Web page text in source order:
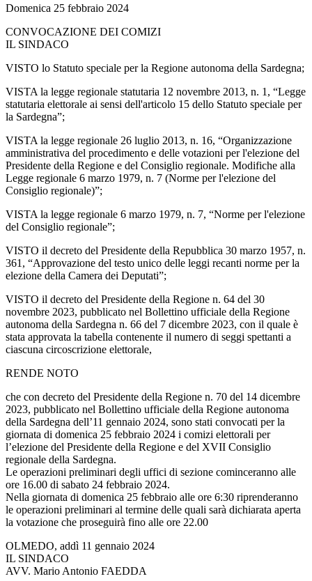
Domenica 25 febbraio 2024
CONVOCAZIONE DEI COMIZI
IL SINDACO
VISTO lo Statuto speciale per la Regione autonoma della Sardegna;
VISTA la legge regionale statutaria 12 novembre 2013, n. 1, “Legge
statutaria elettorale ai sensi dell'articolo 15 dello Statuto speciale per
la Sardegna”;
VISTA la legge regionale 26 luglio 2013, n. 16, “Organizzazione
amministrativa del procedimento e delle votazioni per l'elezione del
Presidente della Regione e del Consiglio regionale. Modifiche alla
Legge regionale 6 marzo 1979, n. 7 (Norme per l'elezione del
Consiglio regionale)”;
VISTA la legge regionale 6 marzo 1979, n. 7, “Norme per l'elezione
del Consiglio regionale”;
VISTO il decreto del Presidente della Repubblica 30 marzo 1957, n.
361, “Approvazione del testo unico delle leggi recanti norme per la
elezione della Camera dei Deputati”;
VISTO il decreto del Presidente della Regione n. 64 del 30
novembre 2023, pubblicato nel Bollettino ufficiale della Regione
autonoma della Sardegna n. 66 del 7 dicembre 2023, con il quale è
stata approvata la tabella contenente il numero di seggi spettanti a
ciascuna circoscrizione elettorale,
RENDE NOTO
che con decreto del Presidente della Regione n. 70 del 14 dicembre
2023, pubblicato nel Bollettino ufficiale della Regione autonoma
della Sardegna dell’11 gennaio 2024, sono stati convocati per la
giornata di domenica 25 febbraio 2024 i comizi elettorali per
l’elezione del Presidente della Regione e del XVII Consiglio
regionale della Sardegna.
Le operazioni preliminari degli uffici di sezione cominceranno alle
ore 16.00 di sabato 24 febbraio 2024.
Nella giornata di domenica 25 febbraio alle ore 6:30 riprenderanno
le operazioni preliminari al termine delle quali sarà dichiarata aperta
la votazione che proseguirà fino alle ore 22.00
OLMEDO, addì 11 gennaio 2024
IL SINDACO
AVV. Mario Antonio FAEDDA